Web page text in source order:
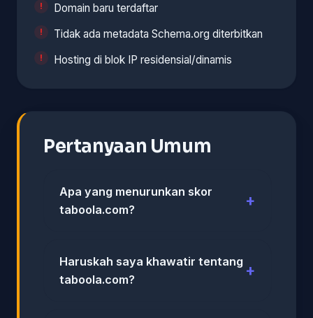
Domain baru terdaftar
Tidak ada metadata Schema.org diterbitkan
Hosting di blok IP residensial/dinamis
Pertanyaan Umum
Apa yang menurunkan skor
taboola.com?
Haruskah saya khawatir tentang
taboola.com?